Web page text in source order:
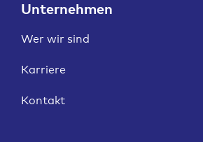
Unternehmen
Wer wir sind
Karriere
Kontakt